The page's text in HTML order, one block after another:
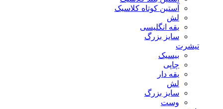
آستین کوتاه کلاسیک
لش
یقه انگلیسی
سایز بزرگ
تیشرت
بیسیک
چاپی
یقه دار
لش
سایز بزرگ
وست